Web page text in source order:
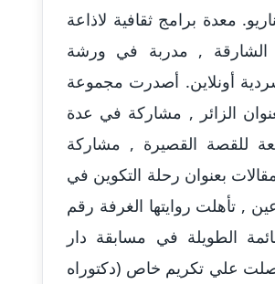
احمد كريدي
أحمد مليجي
اريج الشرفا
اسراء كمال
معدة برامج ثقافية لاذاعة
الشارقة , مدربة في ورشة
أونلاين. أصدرت مجموعة
الزائر , مشاركة في عدة
للقصة القصيرة , مشاركة
بعنوان رحلة التكوين في
, تأهلت روايتها الغرفة رقم
الطويلة في مسابقة دار
علي تكريم خاص (دكتوراه